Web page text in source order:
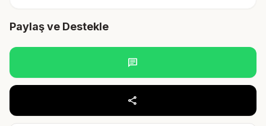
Paylaş ve Destekle
chat
share